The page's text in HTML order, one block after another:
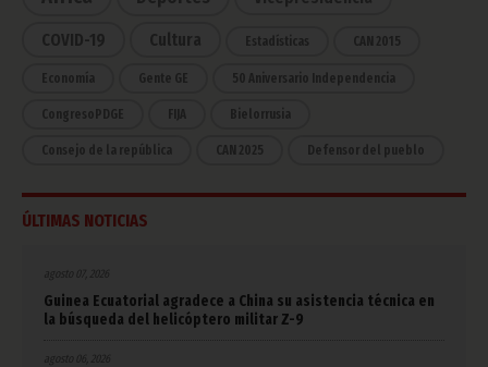
COVID-19 Cultura Estadísticas CAN 2015
Economía Gente GE 50 Aniversario Independencia
CongresoPDGE FIJA Bielorrusia
Consejo de la república CAN 2025 Defensor del pueblo
ÚLTIMAS NOTICIAS
agosto 07, 2026
Guinea Ecuatorial agradece a China su asistencia técnica en
la búsqueda del helicóptero militar Z-9
agosto 06, 2026